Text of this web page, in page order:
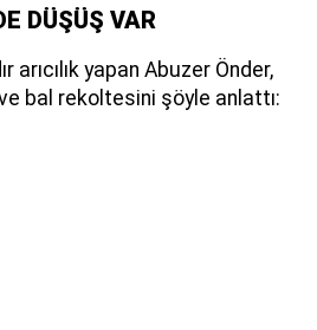
DÜŞÜŞ VAR
arıcılık yapan Abuzer Önder,
bal rekoltesini şöyle anlattı: